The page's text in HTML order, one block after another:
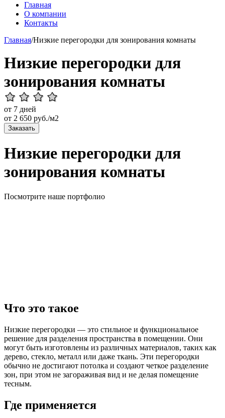
Главная
О компании
Контакты
Главная/Низкие перегородки для зонирования комнаты
Низкие перегородки для
зонирования комнаты
от 7 дней
от 2 650 руб./м2
Заказать
Низкие перегородки для
зонирования комнаты
Посмотрите наше портфолио
Что это такое
Низкие перегородки — это стильное и функциональное
решение для разделения пространства в помещении. Они
могут быть изготовлены из различных материалов, таких как
дерево, стекло, металл или даже ткань. Эти перегородки
обычно не достигают потолка и создают четкое разделение
зон, при этом не загораживая вид и не делая помещение
тесным.
Где применяется